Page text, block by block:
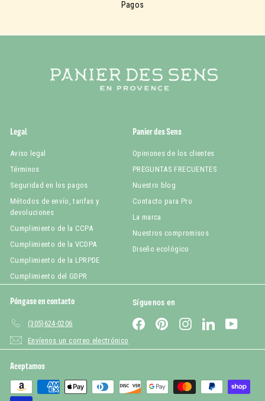
Pagos
Legal
Aviso legal
Términos
Seguridad en los pagos
Métodos de envío, tarifas y
devoluciones
Cumplimiento de la CCPA
Cumplimiento de la VCDPA
Cumplimiento de la LPRPDE
Cumplimiento del GDPR
Panier des Sens
Opiniones de los clientes
PREGUNTAS FRECUENTES
Nuestro blog
Contacto para Pro
La marca
Nuestros compromisos
Diseño ecológico
Póngase en contacto
(305)624-0206
Envíenos un correo electrónico
Síguenos en
FacebookPinterestInstagramLinkedIn
Aceptamos